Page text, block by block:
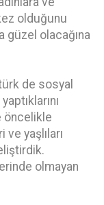
olduğunu
güzel olacağına
de sosyal
öncelikle
ve yaşlıları
olmayan